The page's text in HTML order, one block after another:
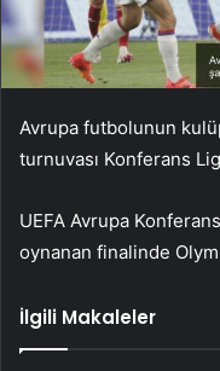
Avrupa futbolunun
turnuvası Konferans
UEFA Avrupa
oynanan finalinde
İlgili Makaleler